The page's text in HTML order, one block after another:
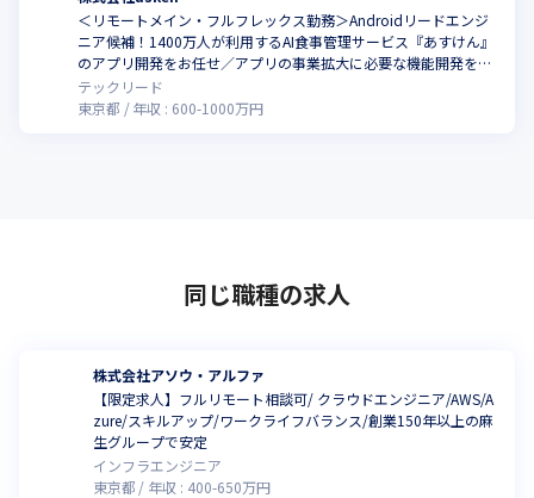
＜リモートメイン・フルフレックス勤務＞Androidリードエンジ
ニア候補！1400万人が利用するAI食事管理サービス『あすけん』
のアプリ開発をお任せ／アプリの事業拡大に必要な機能開発をリ
ード
テックリード
東京都
年収 : 600-1000万円
同じ職種の求人
株式会社アソウ・アルファ
【限定求人】フルリモート相談可/ クラウドエンジニア/AWS/A
zure/スキルアップ/ワークライフバランス/創業150年以上の麻
生グループで安定
インフラエンジニア
東京都
年収 : 400-650万円